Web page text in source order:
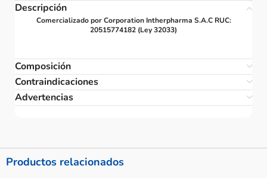
Descripción
Comercializado por Corporation Intherpharma S.A.C RUC:
20515774182 (Ley 32033)
Composición
Contraindicaciones
Advertencias
Productos relacionados